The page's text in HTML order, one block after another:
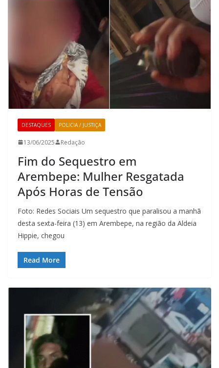
DESTAQUES POLICIA / JUSTIÇA
13/06/2025 Redação
Fim do Sequestro em
Arembepe: Mulher Resgatada
Após Horas de Tensão
Foto: Redes Sociais Um sequestro que paralisou a manhã
desta sexta-feira (13) em Arembepe, na região da Aldeia
Hippie, chegou
Read More